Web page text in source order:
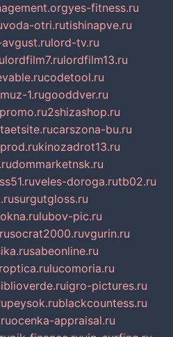
yes-fitness.ru
voda-otri.rutishinapve.ru
lord-tv.ru
lordfilm7.rulordfilm13.ru
codetool.ru
muz-1.rugooddver.ru
2shizashop.ru
carszona-bu.ru
kinozadrot13.ru
dommarketnsk.ru
veles-doroga.rutb02.ru
surgutgloss.ru
lubov-pic.ru
socrat2000.ruvgurin.ru
sabeonline.ru
lucomoria.ru
igro-pictures.ru
peysok.rublackcountess.ru
ocenka-appraisal.ru